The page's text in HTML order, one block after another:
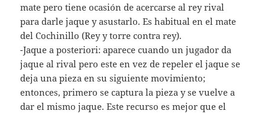
mate pero tiene ocasión de acercarse al rey rival
para darle jaque y asustarlo. Es habitual en el mate
del Cochinillo (Rey y torre contra rey).
-Jaque a posteriori: aparece cuando un jugador da
jaque al rival pero este en vez de repeler el jaque se
deja una pieza en su siguiente movimiento;
entonces, primero se captura la pieza y se vuelve a
dar el mismo jaque. Este recurso es mejor que el